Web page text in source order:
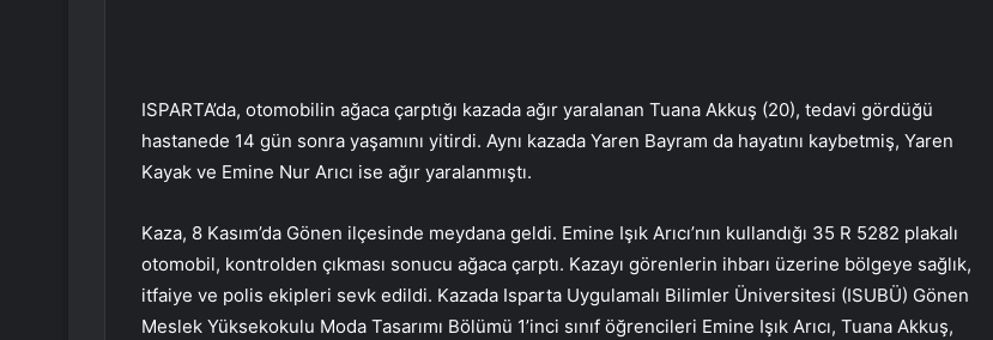
ISPARTA’da, otomobilin ağaca çarptığı kazada ağır yaralanan Tuana Akkuş (20), tedavi gördüğü
hastanede 14 gün sonra yaşamını yitirdi. Aynı kazada Yaren Bayram da hayatını kaybetmiş, Yaren
Kayak ve Emine Nur Arıcı ise ağır yaralanmıştı.
Kaza, 8 Kasım’da Gönen ilçesinde meydana geldi. Emine Işık Arıcı’nın kullandığı 35 R 5282 plakalı
otomobil, kontrolden çıkması sonucu ağaca çarptı. Kazayı görenlerin ihbarı üzerine bölgeye sağlık,
itfaiye ve polis ekipleri sevk edildi. Kazada Isparta Uygulamalı Bilimler Üniversitesi (ISUBÜ) Gönen
Meslek Yüksekokulu Moda Tasarımı Bölümü 1’inci sınıf öğrencileri Emine Işık Arıcı, Tuana Akkuş,